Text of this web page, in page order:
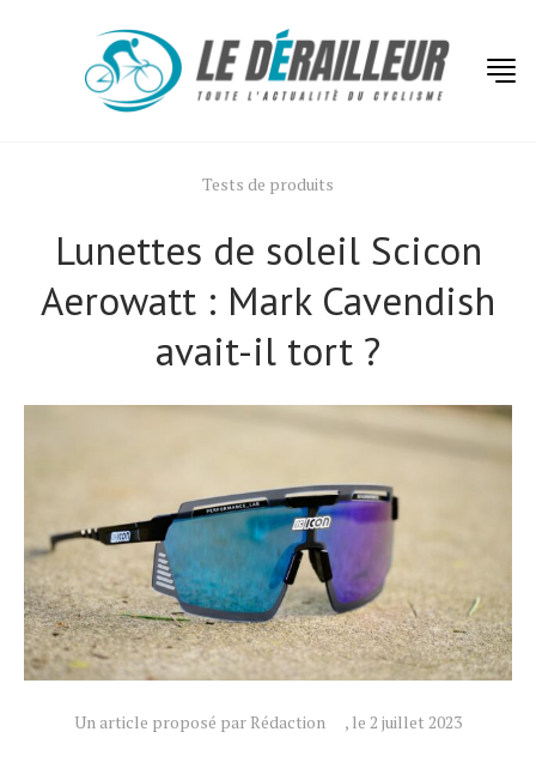
Tests de produits
Lunettes de soleil Scicon
Aerowatt : Mark Cavendish
avait-il tort ?
Un article proposé par Rédaction , le 2 juillet 2023